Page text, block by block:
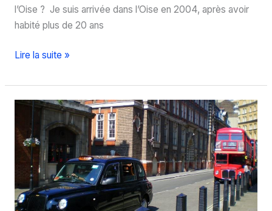
l’Oise ? Je suis arrivée dans l’Oise en 2004, après avoir
habité plus de 20 ans
Que
à
Chantilly
Les
bons
plans
de
Nathalie
Lire la suite »